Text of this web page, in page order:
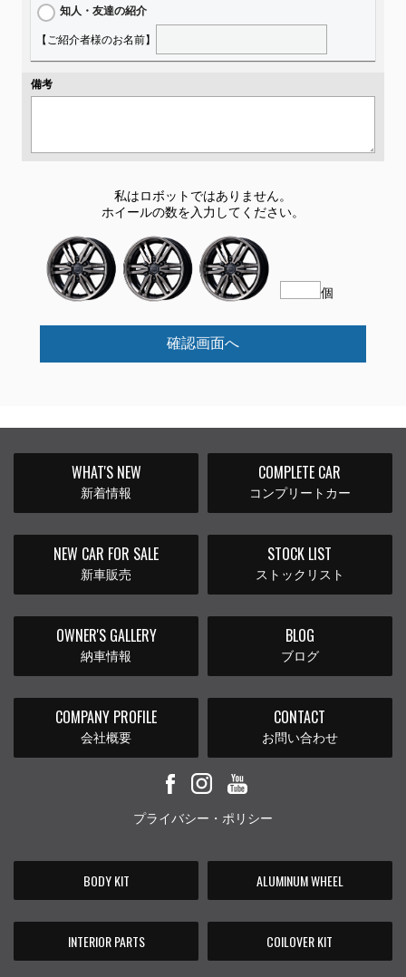
知人・友達の紹介
【ご紹介者様のお名前】
備考
私はロボットではありません。
ホイールの数を入力してください。
個
確認画面へ
WHAT'S NEW
新着情報
COMPLETE CAR
コンプリートカー
NEW CAR FOR SALE
新車販売
STOCK LIST
ストックリスト
OWNER'S GALLERY
納車情報
BLOG
ブログ
COMPANY PROFILE
会社概要
CONTACT
お問い合わせ
プライバシー・ポリシー
BODY KIT ALUMINUM WHEEL
INTERIOR PARTS COILOVER KIT